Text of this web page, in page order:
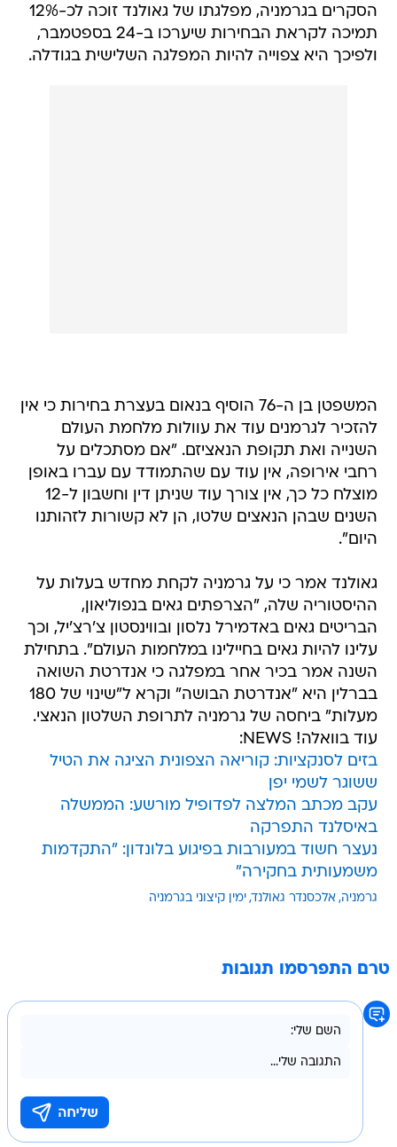
הסקרים בגרמניה, מפלגתו של גאולנד זוכה לכ-12%
תמיכה לקראת הבחירות שיערכו ב-24 בספטמבר,
ולפיכך היא צפוייה להיות המפלגה השלישית בגודלה.
המשפטן בן ה-76 הוסיף בנאום בעצרת בחירות כי אין
להזכיר לגרמנים עוד את עוולות מלחמת העולם
השנייה ואת תקופת הנאציזם. "אם מסתכלים על
רחבי אירופה, אין עוד עם שהתמודד עם עברו באופן
מוצלח כל כך, אין צורך עוד שניתן דין וחשבון ל-12
השנים שבהן הנאצים שלטו, הן לא קשורות לזהותנו
היום".
גאולנד אמר כי על גרמניה לקחת מחדש בעלות על
ההיסטוריה שלה, "הצרפתים גאים בנפוליאון,
הבריטים גאים באדמירל נלסון ובווינסטון צ'רצ'יל, וכך
עלינו להיות גאים בחיילינו במלחמות העולם". בתחילת
השנה אמר בכיר אחר במפלגה כי אנדרטת השואה
בברלין היא "אנדרטת הבושה" וקרא ל"שינוי של 180
מעלות" ביחסה של גרמניה לתרופת השלטון הנאצי.
עוד בוואלה! NEWS:
בזים לסנקציות: קוריאה הצפונית הציגה את הטיל
ששוגר לשמי יפן
עקב מכתב המלצה לפדופיל מורשע: הממשלה
באיסלנד התפרקה
נעצר חשוד במעורבות בפיגוע בלונדון: "התקדמות
משמעותית בחקירה"
גרמניה אלכסנדר גאולנד ימין קיצוני בגרמניה
טרם התפרסמו תגובות